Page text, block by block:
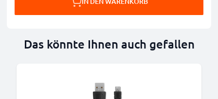
Das könnte Ihnen auch gefallen